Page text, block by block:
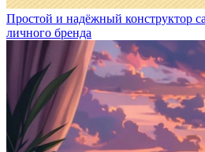
Простой и надёжный конструктор
личного бренда